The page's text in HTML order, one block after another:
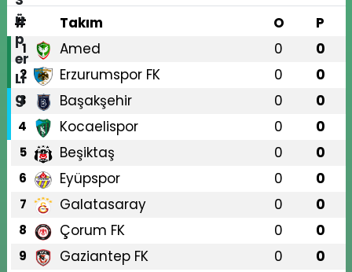
#
Takım O P
1 Amed 0 0
2 Erzurumspor FK 0 0
3 Başakşehir 0 0
4 Kocaelispor 0 0
5 Beşiktaş 0 0
6 Eyüpspor 0 0
7 Galatasaray 0 0
8 Çorum FK 0 0
9 Gaziantep FK 0 0